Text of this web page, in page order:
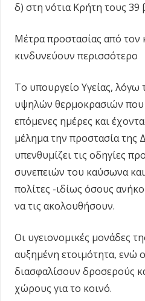
δ) στη νότια Κρήτη τους 39
Μέτρα προστασίας από τον
κινδυνεύουν περισσότερο
Το υπουργείο Υγείας,
υψηλών θερμοκρασιών που
επόμενες ημέρες και
μέλημα την προστασία της
υπενθυμίζει τις οδηγίες
συνεπειών του καύσωνα
πολίτες -ιδίως όσους
να τις ακολουθήσουν.
Οι υγειονομικές μονάδες
αυξημένη ετοιμότητα, ενώ
διασφαλίσουν δροσερούς
χώρους για το κοινό.